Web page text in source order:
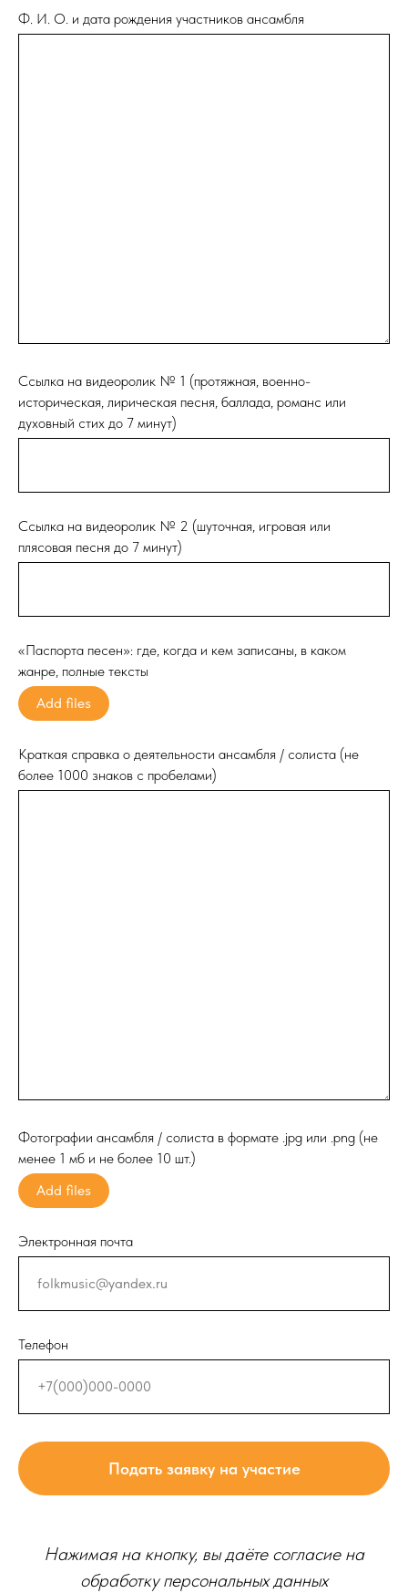
Ф. И. О. и дата рождения участников ансамбля
Ссылка на видеоролик № 1 (протяжная, военно-
историческая, лирическая песня, баллада, романс или
духовный стих до 7 минут)
Ссылка на видеоролик № 2 (шуточная, игровая или
плясовая песня до 7 минут)
«Паспорта песен»: где, когда и кем записаны, в каком
жанре, полные тексты
Add files
Краткая справка о деятельности ансамбля / солиста (не
более 1000 знаков с пробелами)
Фотографии ансамбля / солиста в формате .jpg или .png (не
менее 1 мб и не более 10 шт.)
Add files
Электронная почта
Телефон
Подать заявку на участие
Нажимая на кнопку, вы даёте согласие на
обработку персональных данных